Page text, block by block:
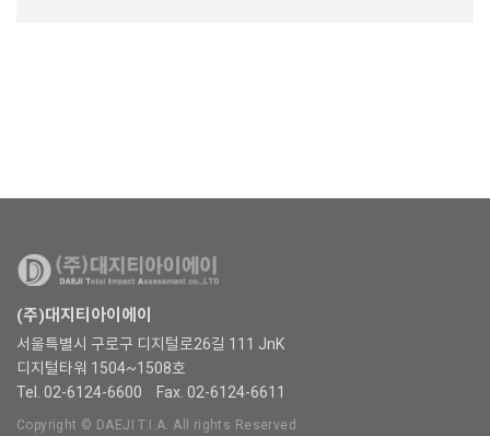
(주)대지티아이에이
서울특별시 구로구 디지털로26길 111 JnK
디지털타워 1504~1508호
Tel. 02-6124-6600
Fax. 02-6124-6611
Copyright © DAEJI T.I.A. All rights Reserved.